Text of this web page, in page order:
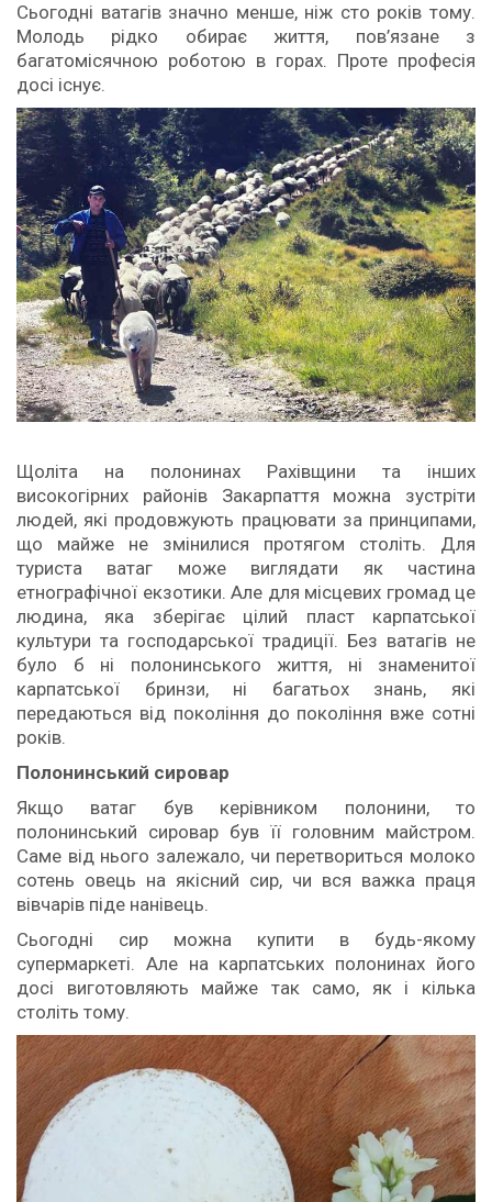
Сьогодні ватагів значно менше, ніж сто років тому.
Молодь рідко обирає життя, пов’язане з
багатомісячною роботою в горах. Проте професія
досі існує.
Щоліта на полонинах Рахівщини та інших
високогірних районів Закарпаття можна зустріти
людей, які продовжують працювати за принципами,
що майже не змінилися протягом століть. Для
туриста ватаг може виглядати як частина
етнографічної екзотики. Але для місцевих громад це
людина, яка зберігає цілий пласт карпатської
культури та господарської традиції. Без ватагів не
було б ні полонинського життя, ні знаменитої
карпатської бринзи, ні багатьох знань, які
передаються від покоління до покоління вже сотні
років.
Полонинський сировар
Якщо ватаг був керівником полонини, то
полонинський сировар був її головним майстром.
Саме від нього залежало, чи перетвориться молоко
сотень овець на якісний сир, чи вся важка праця
вівчарів піде нанівець.
Сьогодні сир можна купити в будь-якому
супермаркеті. Але на карпатських полонинах його
досі виготовляють майже так само, як і кілька
століть тому.